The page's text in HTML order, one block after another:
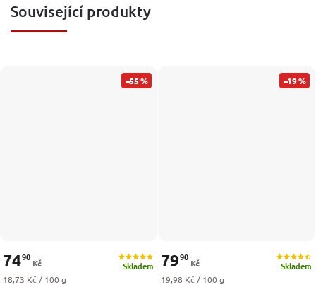
Související produkty
–55 %
Skladem
7490
Kč
Měrná cena:
18,73 Kč / 100 g
–19 %
Skladem
7990
Kč
Měrná cena:
19,98 Kč / 100 g